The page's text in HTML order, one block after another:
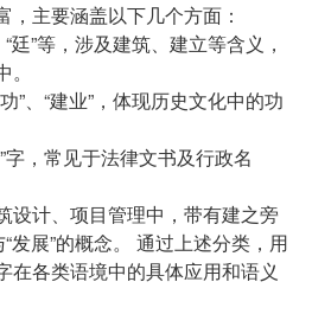
主要涵盖以下几个方面：
廷”等，涉及建筑、建立等含义，
”、“建业”，体现历史文化中的功
字，常见于法律文书及行政名
设计、项目管理中，带有建之旁
“发展”的概念。 通过上述分类，用
在各类语境中的具体应用和语义